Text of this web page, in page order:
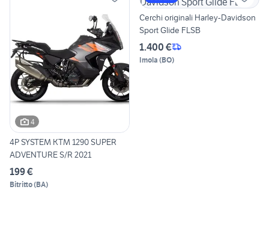
4
4P SYSTEM KTM 1290 SUPER
ADVENTURE S/R 2021
199 €
Bitritto(BA)
Cerchi originali Harley-Davidson
Sport Glide FLSB
1.400 €
Imola (BO)